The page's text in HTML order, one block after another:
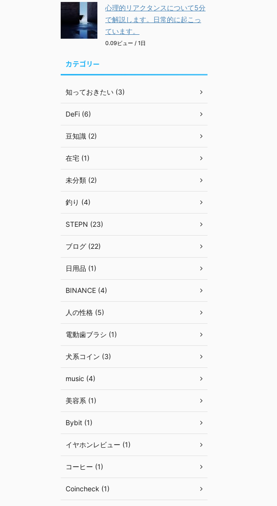
心理的リアクタンスについて5分
で解説します。日常的に起こっ
ています。
0.09ビュー / 1日
カテゴリー
知っておきたい (3)
DeFi (6)
豆知識 (2)
在宅 (1)
未分類 (2)
釣り (4)
STEPN (23)
ブログ (22)
日用品 (1)
BINANCE (4)
人の性格 (5)
電動歯ブラシ (1)
犬系コイン (3)
music (4)
美容系 (1)
Bybit (1)
イヤホンレビュー (1)
コーヒー (1)
Coincheck (1)